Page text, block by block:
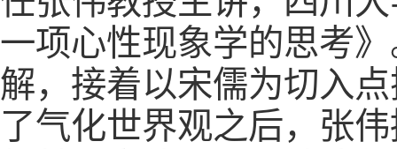
一项心性现象学的思考
解，接着以宋儒为切入
了气化世界观之后，张